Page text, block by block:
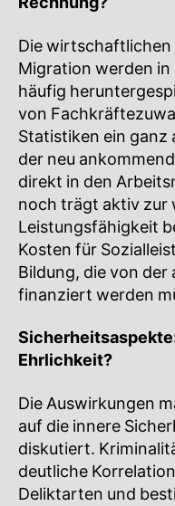
Die
Migration werden
häufig
von
Statistiken ein ganz
der neu
direkt in den
noch trägt aktiv
Leistungsfähigkeit
Kosten für
Bildung, die von
finanziert werden
Ehrlichkeit?
Die Auswirkungen
auf die innere
diskutiert.
deutliche
Deliktarten und